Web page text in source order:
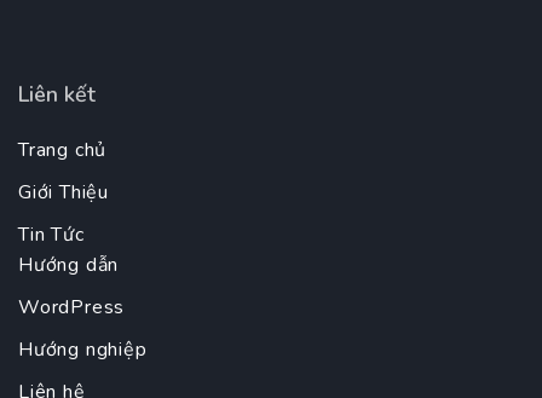
Liên kết
Trang chủ
Giới Thiệu
Tin Tức
Hướng dẫn
WordPress
Hướng nghiệp
Liên hệ